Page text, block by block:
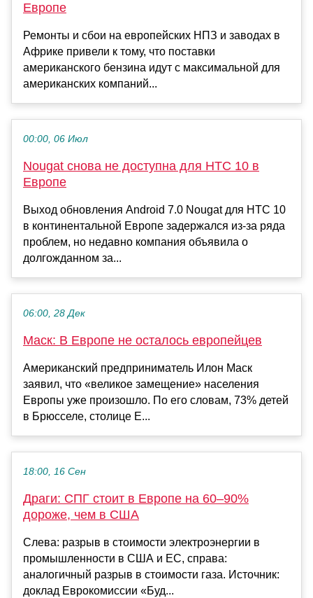
Европе
Ремонты и сбои на европейских НПЗ и заводах в
Африке привели к тому, что поставки
американского бензина идут с максимальной для
американских компаний...
00:00, 06 Июл
Nougat снова не доступна для HTC 10 в
Европе
Выход обновления Android 7.0 Nougat для HTC 10
в континентальной Европе задержался из-за ряда
проблем, но недавно компания объявила о
долгожданном за...
06:00, 28 Дек
Маск: В Европе не осталось европейцев
Американский предприниматель Илон Маск
заявил, что «великое замещение» населения
Европы уже произошло. По его словам, 73% детей
в Брюсселе, столице Е...
18:00, 16 Сен
Драги: СПГ стоит в Европе на 60–90%
дороже, чем в США
Слева: разрыв в стоимости электроэнергии в
промышленности в США и ЕС, справа:
аналогичный разрыв в стоимости газа. Источник:
доклад Еврокомиссии «Буд...